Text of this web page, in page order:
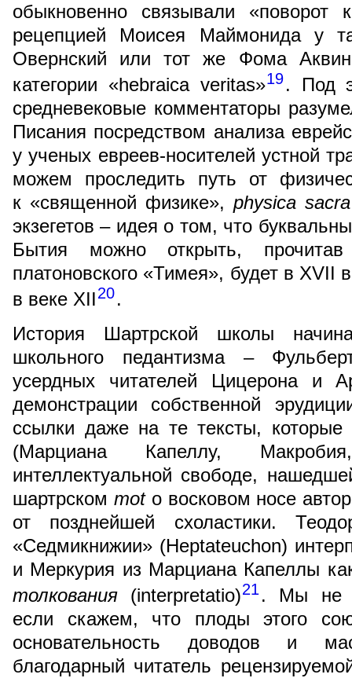
обыкновенно связывали
рецепцией Моисея Маймонида у
Овернский или тот же Фома
категории «hebraica veritas»19. Под
средневековые комментаторы
Писания посредством анализа
у ученых евреев-носителей устной
можем проследить путь от
к «священной физике», physica sacra
экзегетов – идея о том, что
Бытия можно открыть,
платоновского «Тимея», будет в XVII
в веке XII20.
История Шартрской школы
школьного педантизма –
усердных читателей Цицерона и
демонстрации собственной
ссылки даже на те тексты, которые
(Марциана Капеллу,
интеллектуальной свободе,
шартрском motо восковом носе
от позднейшей схоластики.
«Седмикнижии» (Heptateuchon)
и Меркурия из Марциана Капеллы
толкования (interpretatio)21 . Мы не
если скажем, что плоды этого
основательность доводов и
благодарный читатель